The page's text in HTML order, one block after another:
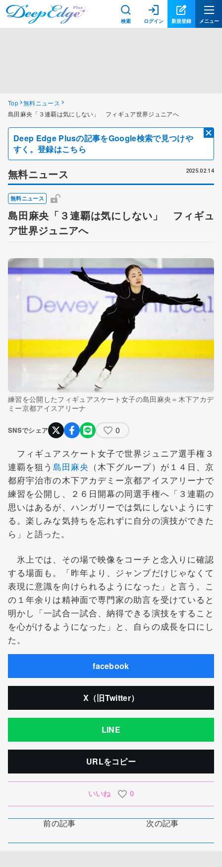
検索 ログイン 新規登録 メニュー
Top 無料ニュース
島田麻央「３連覇は気にしない」 フィギュア世界ジュニアへ
Deep Edge Plusの記事をGoogle検索で見つけや
すく。登録はこちら
無料ニュース 2025.02.14
無料ニュース
島田麻央「３連覇は気にしない」 フィギュ
ア世界ジュニアへ
練習を公開したフィギュアスケート女子の島田麻央＝木下アカデ
ミー京都アイスアリーナ
SNSでシェア 0
フィギュアスケート女子で世界ジュニア選手権３
連覇を狙う 島田麻央 （木下グループ）が１４日、京
都府宇治市の木下アカデミー京都アイスアリーナで
練習を公開し、２６日開幕の同選手権へ「３連覇の
思いはあるが、ハンガリーでは気にしないようにす
る。楽しみな気持ちを忘れずに自分の演技ができた
ら」と語った。
氷上では、その場で映像をコーチと念入りに確認
する場面も。「昨年より、ジャンプだけじゃなくて
表現に意識を向けられるようになった」と言う。こ
の１年余りは精神面で専門家の助言を受けていると
明かし「一試合一試合、納得できる演技をすること
を心がけるようになった」と、自らの成長を口にし
た。
facebook
X（旧Twitter）
LINE
URLをコピー
いいね 0
前の記事 次の記事